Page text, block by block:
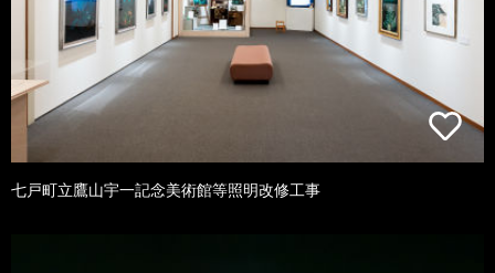
七戸町立鷹山宇一記念美術館等照明改修工事